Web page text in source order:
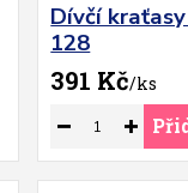
Dívčí
128
391 Kč/ks